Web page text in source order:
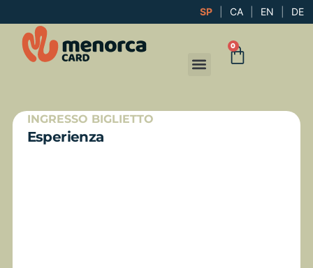
SP CA EN DE
0
INGRESSO BIGLIETTO
Esperienza